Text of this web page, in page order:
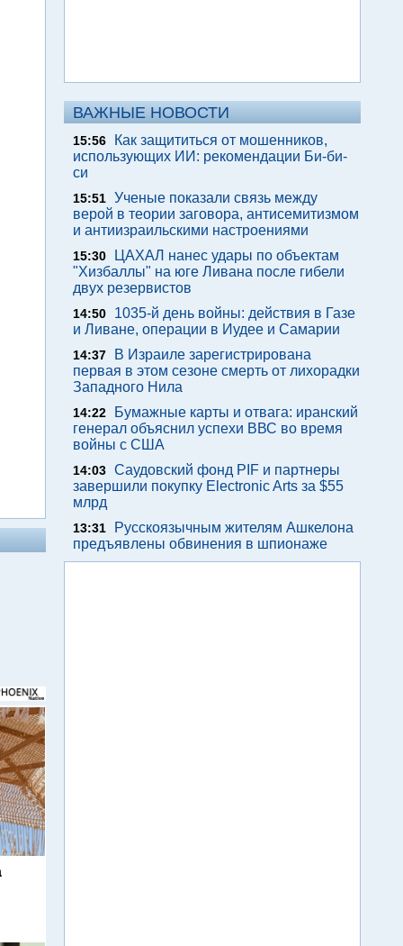
ВАЖНЫЕ НОВОСТИ
15:56
Как защититься от мошенников,
использующих ИИ: рекомендации Би-би-
си
15:51 Ученые показали связь между
верой в теории заговора, антисемитизмом
и антиизраильскими настроениями
15:30
ЦАХАЛ нанес удары по объектам
"Хизбаллы" на юге Ливана после гибели
двух резервистов
14:50
1035-й день войны: действия в Газе
и Ливане, операции в Иудее и Самарии
14:37
В Израиле зарегистрирована
первая в этом сезоне смерть от лихорадки
Западного Нила
14:22
Бумажные карты и отвага: иранский
генерал объяснил успехи ВВС во время
войны с США
14:03 Саудовский фонд PIF и партнеры
завершили покупку Electronic Arts за $55
млрд
13:31
Русскоязычным жителям Ашкелона
предъявлены обвинения в шпионаже